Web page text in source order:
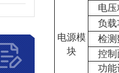
电源模
块
电
负载
检测
控制
功能